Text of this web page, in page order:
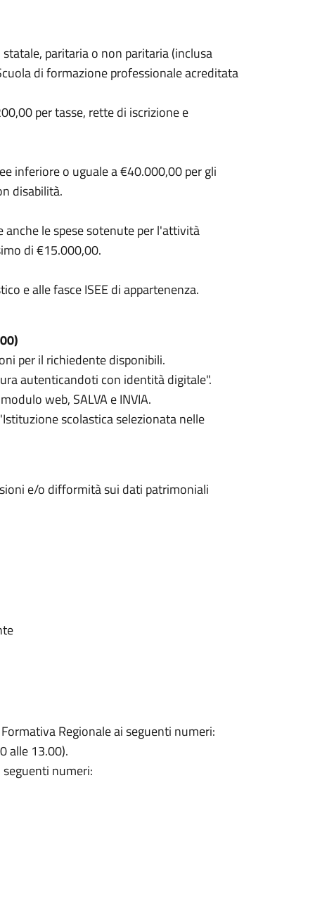
paritaria o non paritaria (inclusa
di formazione professionale acreditata
per tasse, rette di iscrizione e
inferiore o uguale a €40.000,00 per gli
disabilità.
le spese sotenute per l'attività
di €15.000,00.
e alle fasce ISEE di appartenenza.
per il richiedente disponibili.
autenticandoti con identità digitale".
web, SALVA e INVIA.
scolastica selezionata nelle
e/o difformità sui dati patrimoniali
Regionale ai seguenti numeri:
alle 13.00).
seguenti numeri: